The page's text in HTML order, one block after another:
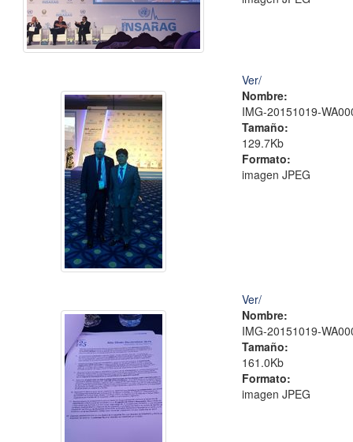
Ver/
Nombre:
IMG-20151019-
Tamaño:
129.7Kb
Formato:
imagen JPEG
Ver/
Nombre:
IMG-20151019-
Tamaño:
161.0Kb
Formato:
imagen JPEG